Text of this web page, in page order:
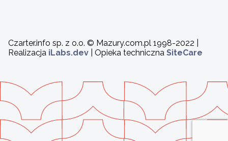
Czarter.info sp. z o.o. © Mazury.com.pl 1998-2022 |
Realizacja iLabs.dev | Opieka techniczna SiteCare